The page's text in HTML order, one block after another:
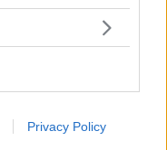
Privacy Policy